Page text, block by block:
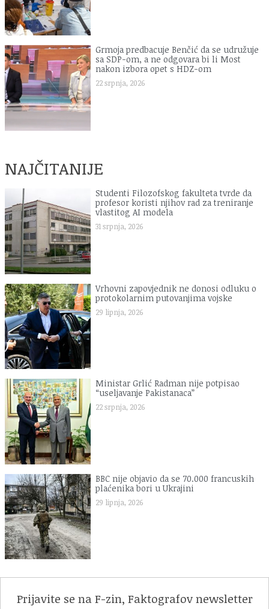
Grmoja predbacuje Benčić da se udružuje
sa SDP-om, a ne odgovara bi li Most
nakon izbora opet s HDZ-om
22 srpnja, 2026
NAJČITANIJE
Studenti Filozofskog fakulteta tvrde da
profesor koristi njihov rad za treniranje
vlastitog AI modela
31 srpnja, 2026
Vrhovni zapovjednik ne donosi odluku o
protokolarnim putovanjima vojske
29 lipnja, 2026
Ministar Grlić Radman nije potpisao
“useljavanje Pakistanaca”
22 srpnja, 2026
BBC nije objavio da se 70.000 francuskih
plaćenika bori u Ukrajini
29 lipnja, 2026
Prijavite se na F-zin, Faktografov newsletter